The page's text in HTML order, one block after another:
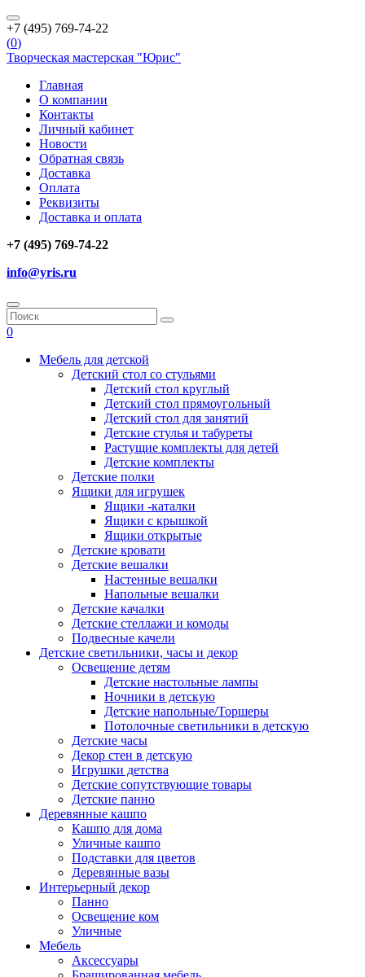
+7 (495) 769-74-22
(0)
Творческая мастерская "Юрис"
Главная
О компании
Контакты
Личный кабинет
Новости
Обратная связь
Доставка
Оплата
Реквизиты
Доставка и оплата
+7 (495) 769-74-22
info@yris.ru
0
Мебель для детской
Детский стол со стульями
Детский стол круглый
Детский стол прямоугольный
Детский стол для занятий
Детские стулья и табуреты
Растущие комплекты для детей
Детские комплекты
Детские полки
Ящики для игрушек
Ящики -каталки
Ящики с крышкой
Ящики открытые
Детские кровати
Детские вешалки
Настенные вешалки
Напольные вешалки
Детские качалки
Детские стеллажи и комоды
Подвесные качели
Детские светильники, часы и декор
Освещение детям
Детские настольные лампы
Ночники в детскую
Детские напольные/Торшеры
Потолочные светильники в детскую
Детские часы
Декор стен в детскую
Игрушки детства
Детские сопутствующие товары
Детские панно
Деревянные кашпо
Кашпо для дома
Уличные кашпо
Подставки для цветов
Деревянные вазы
Интерьерный декор
Панно
Освещение ком
Уличные
Мебель
Аксессуары